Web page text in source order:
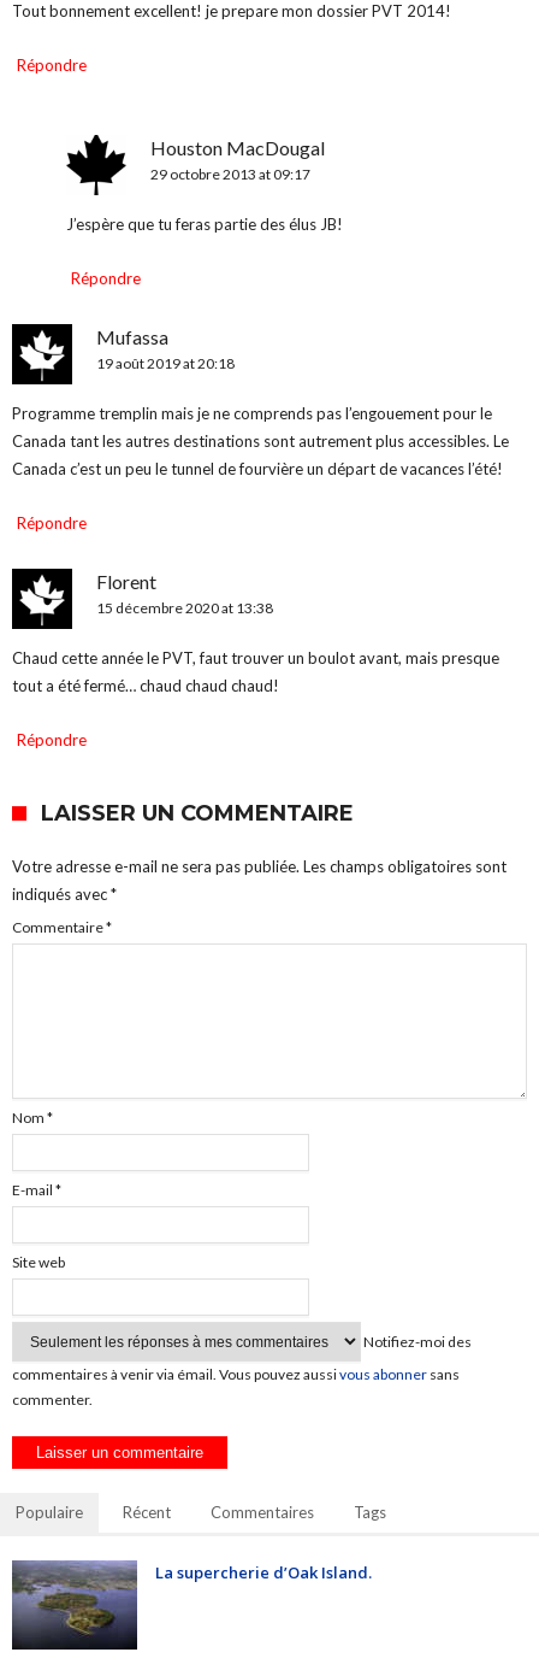
Tout bonnement excellent! je prepare mon dossier PVT 2014!
Répondre
Houston MacDougal
29 octobre 2013 at 09:17
J’espère que tu feras partie des élus JB!
Répondre
Mufassa
19 août 2019 at 20:18
Programme tremplin mais je ne comprends pas l’engouement pour le
Canada tant les autres destinations sont autrement plus accessibles. Le
Canada c’est un peu le tunnel de fourvière un départ de vacances l’été!
Répondre
Florent
15 décembre 2020 at 13:38
Chaud cette année le PVT, faut trouver un boulot avant, mais presque
tout a été fermé… chaud chaud chaud!
Répondre
LAISSER UN COMMENTAIRE
Votre adresse e-mail ne sera pas publiée. Les champs obligatoires sont
indiqués avec*
Commentaire*
Nom *
E-mail *
Site web
Notifiez-moi des
commentaires à venir via émail. Vous pouvez aussivous abonner sans
commenter.
Populaire Récent Commentaires Tags
La supercherie d’Oak Island.